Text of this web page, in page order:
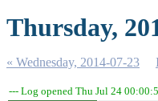
Thursday,
« Wednesday, 2014-07-23
--- Log opened Thu Jul 24